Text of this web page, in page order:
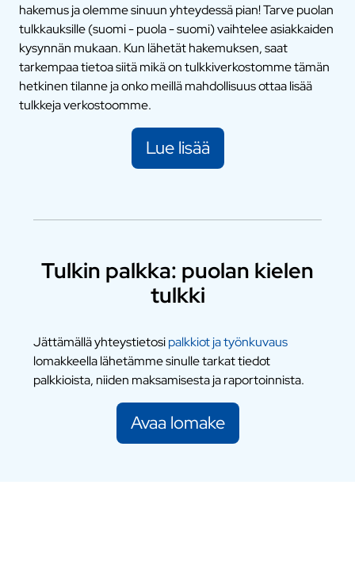
hakemus ja olemme sinuun yhteydessä pian! Tarve puolan
tulkkauksille (suomi - puola - suomi) vaihtelee asiakkaiden
kysynnän mukaan. Kun lähetät hakemuksen, saat
tarkempaa tietoa siitä mikä on tulkkiverkostomme tämän
hetkinen tilanne ja onko meillä mahdollisuus ottaa lisää
tulkkeja verkostoomme.
Lue lisää
Tulkin palkka: puolan kielen
tulkki
Jättämällä yhteystietosipalkkiot ja työnkuvaus
lomakkeella lähetämme sinulle tarkat tiedot
palkkioista, niiden maksamisesta ja raportoinnista.
Avaa lomake